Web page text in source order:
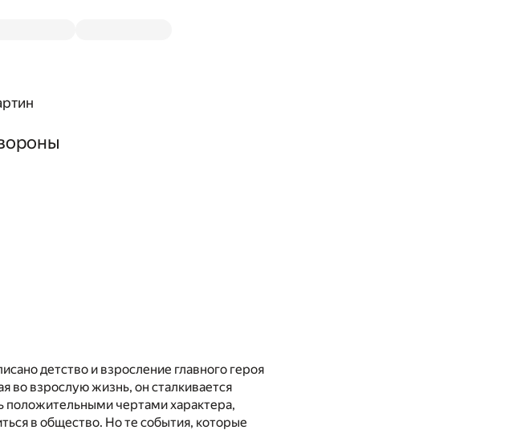
детство и взросление главного героя
во взрослую жизнь, он сталкивается
положительными чертами характера,
в общество. Но те события, которые